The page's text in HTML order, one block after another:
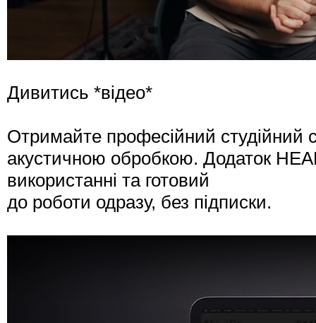
Дивитись *відео*
Отримайте професійний студійний
акустичною обробкою. Додаток
використанні та готовий
до роботи одразу, без підписки.